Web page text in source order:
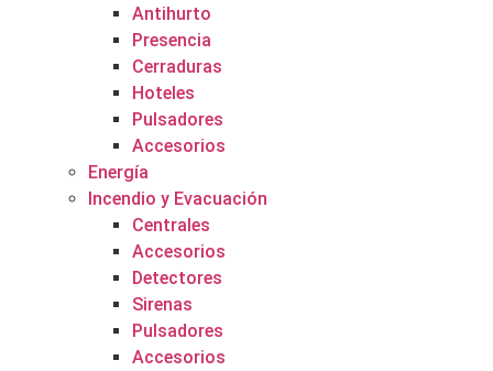
Antihurto
Presencia
Cerraduras
Hoteles
Pulsadores
Accesorios
Energía
Incendio y Evacuación
Centrales
Accesorios
Detectores
Sirenas
Pulsadores
Accesorios